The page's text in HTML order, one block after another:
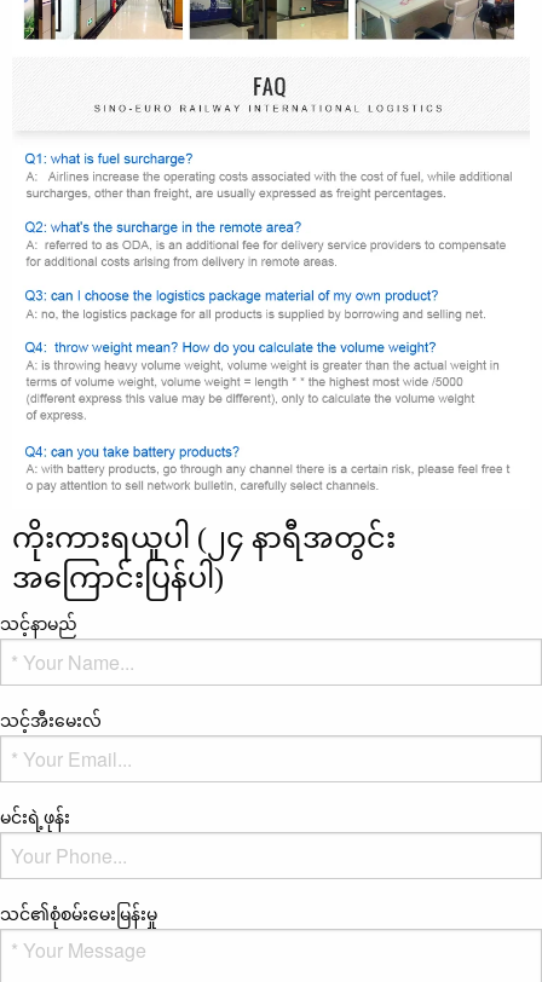
ကိုးကားရယူပါ (၂၄ နာရီအတွင်း
အကြောင်းပြန်ပါ)
သင့်နာမည်
သင့်အီးမေးလ်
မင်းရဲ့ဖုန်း
သင်၏စုံစမ်းမေးမြန်းမှု